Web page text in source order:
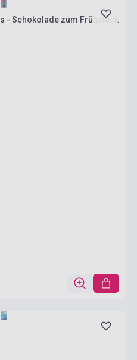
- Schokolade zum Frühstück